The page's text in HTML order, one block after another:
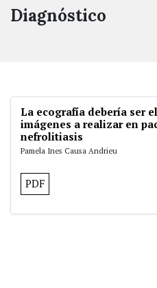
Diagnóstico
La ecografía debería ser
imágenes a realizar en
nefrolitiasis
Pamela Ines Causa Andrieu
PDF